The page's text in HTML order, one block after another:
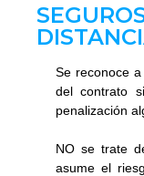
Se reconoce
del contrato
penalización
NO se trate
asume el